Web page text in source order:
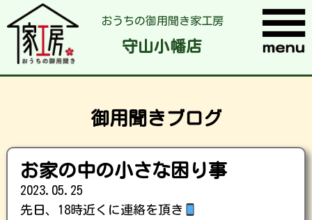
おうちの御用聞き家工房
守山小幡店
御用聞きブログ
お家の中の小さな困り事
2023.05.25
先日、18時近くに連絡を頂き